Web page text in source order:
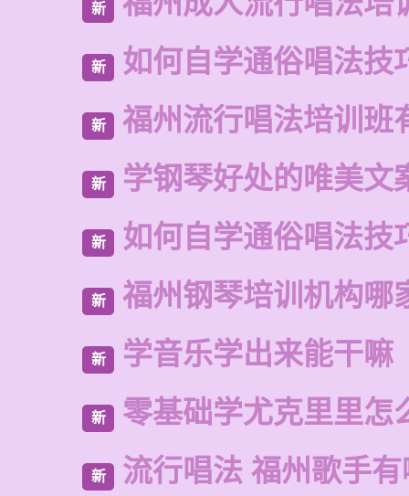
新
新 如何自学通俗唱法技
新 福州流行唱法培训班
新 学钢琴好处的唯美文
新 如何自学通俗唱法技
新 福州钢琴培训机构哪
新 学音乐学出来能干嘛
新 零基础学尤克里里怎
新 流行唱法 福州歌手